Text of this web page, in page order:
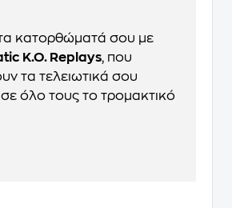
κατορθώματά σου με
K.O. Replays, που
τα τελειωτικά σου
όλο τους το τρομακτικό